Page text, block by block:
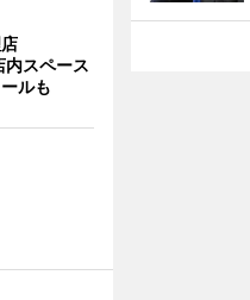
スペース
ルも